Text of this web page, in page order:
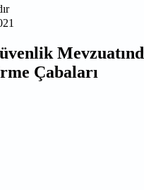
Çabaları